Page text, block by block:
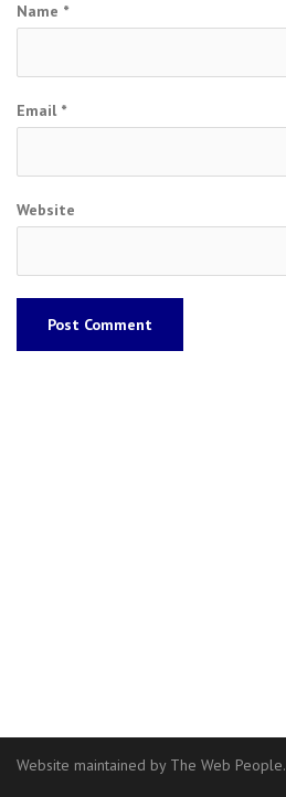
Name *
Email *
Website
Website maintained by The Web People.